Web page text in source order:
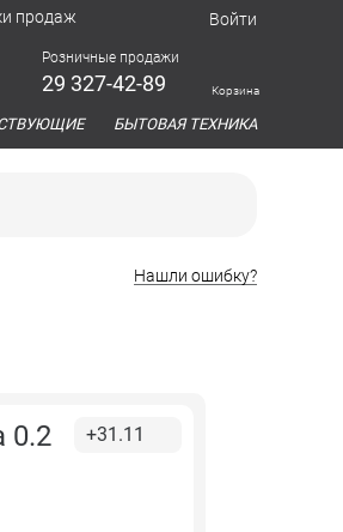
продаж Войти
Розничные продажи
29 327-42-89 Корзина
БЫТОВАЯ ТЕХНИКА
Нашли ошибку?
0.2
+31.11